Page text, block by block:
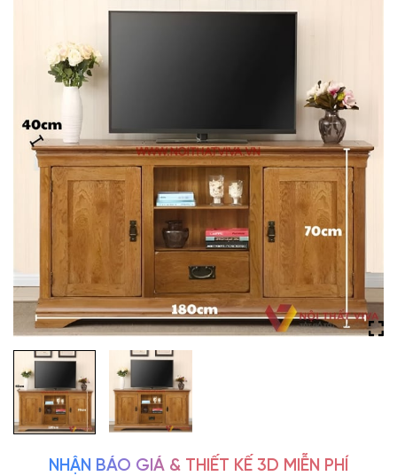
NHẬN BÁO GIÁ & THIẾT KẾ 3D MIỄN PHÍ